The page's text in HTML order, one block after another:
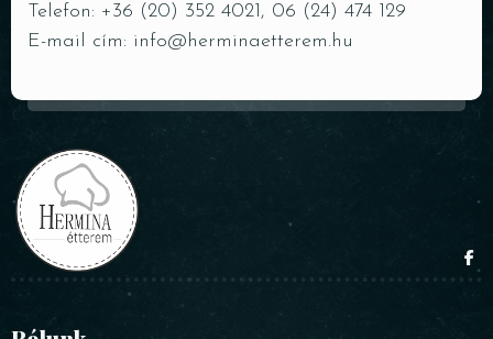
Telefon: +36 (20) 352 4021, 06 (24) 474 129
E-mail cím: info@herminaetterem.hu